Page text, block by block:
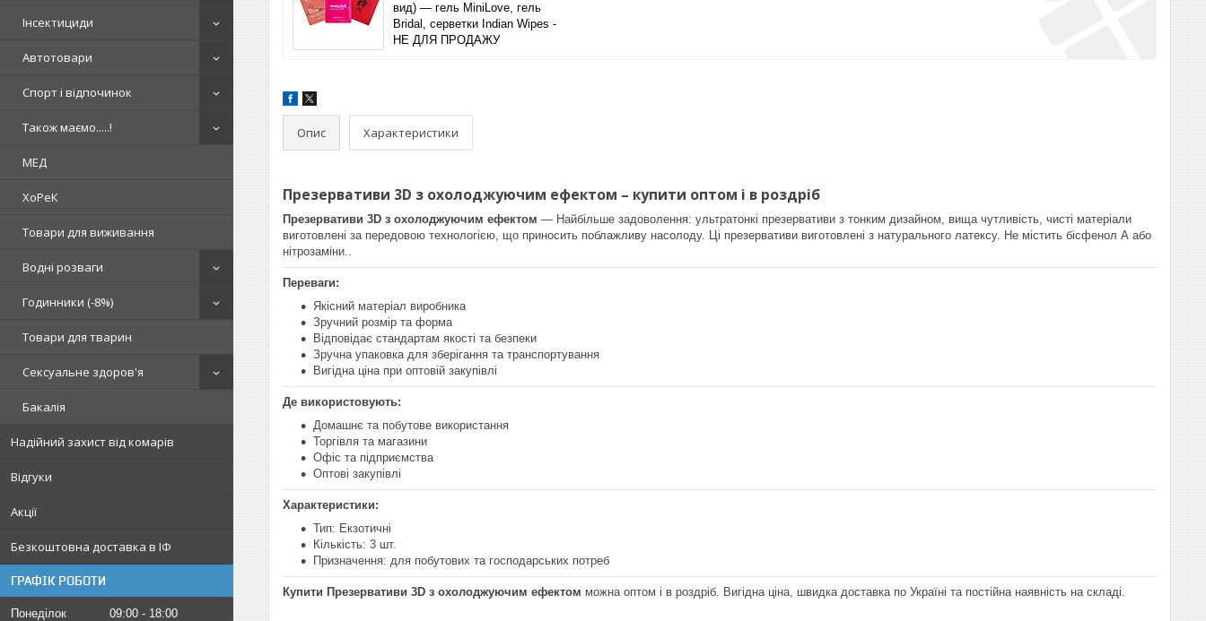
Інсектициди
Автотовари
Спорт і відпочинок
Також маємо.....!
МЕД
ХоРеК
Товари для виживання
Водні розваги
Годинники (-8%)
Товари для тварин
Сексуальне здоров'я
Бакалія
Надійний захист від комарів
Відгуки
Акції
Безкоштовна доставка в ІФ
ГРАФІК РОБОТИ
Понеділок 09:00
18:00
вид) — гель MiniLove, гель
Bridal, серветки Indian Wipes -
НЕ ДЛЯ ПРОДАЖУ
Опис Характеристики
Презервативи 3D з охолоджуючим ефектом – купити оптом і в роздріб
Презервативи 3D з охолоджуючим ефектом — Найбільше задоволення: ультратонкі презервативи з тонким дизайном, вища чутливість, чисті матеріали
виготовлені за передовою технологією, що приносить поблажливу насолоду. Ці презервативи виготовлені з натурального латексу. Не містить бісфенол А або
нітрозаміни..
Переваги:
Якісний матеріал виробника
Зручний розмір та форма
Відповідає стандартам якості та безпеки
Зручна упаковка для зберігання та транспортування
Вигідна ціна при оптовій закупівлі
Де використовують:
Домашнє та побутове використання
Торгівля та магазини
Офіс та підприємства
Оптові закупівлі
Характеристики:
Тип: Екзотичні
Кількість: 3 шт.
Призначення: для побутових та господарських потреб
Купити Презервативи 3D з охолоджуючим ефектом можна оптом і в роздріб. Вигідна ціна, швидка доставка по Україні та постійна наявність на складі.